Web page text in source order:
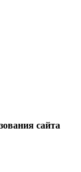
сайта